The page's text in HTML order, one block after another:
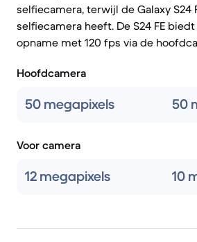
selfiecamera, terwijl de Galaxy S24
selfiecamera heeft. De S24 FE
opname met 120 fps via de
Hoofdcamera
50 megapixels 50
Voor camera
12 megapixels 10